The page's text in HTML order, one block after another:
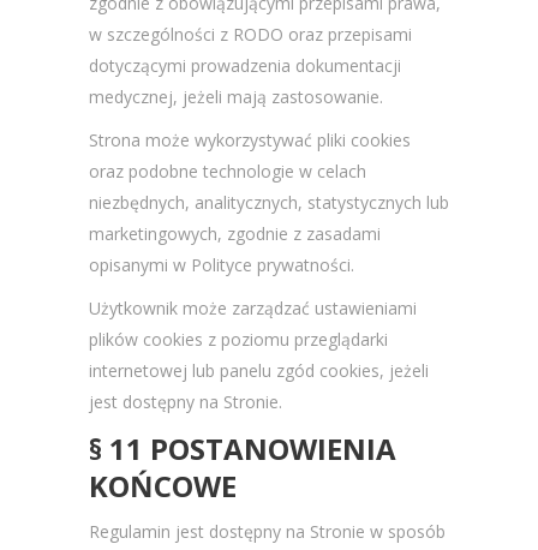
w szczególności z RODO oraz przepisami
dotyczącymi prowadzenia dokumentacji
medycznej, jeżeli mają zastosowanie.
Strona może wykorzystywać pliki cookies
oraz podobne technologie w celach
niezbędnych, analitycznych, statystycznych lub
marketingowych, zgodnie z zasadami
opisanymi w Polityce prywatności.
Użytkownik może zarządzać ustawieniami
plików cookies z poziomu przeglądarki
internetowej lub panelu zgód cookies, jeżeli
jest dostępny na Stronie.
§ 11 POSTANOWIENIA
KOŃCOWE
Regulamin jest dostępny na Stronie w sposób